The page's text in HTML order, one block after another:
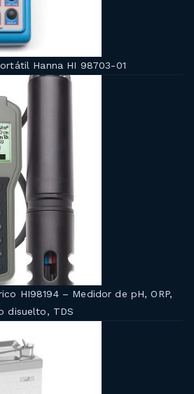
Hanna HI 98703-01
HI98194 – Medidor de pH, ORP,
disuelto, TDS